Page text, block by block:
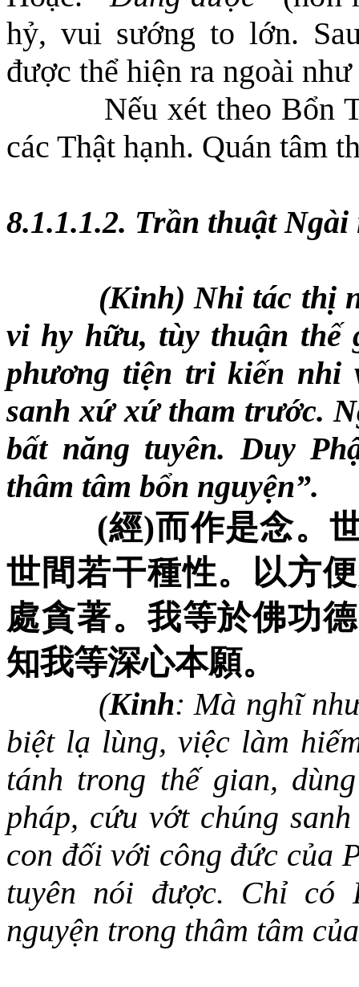
hỷ, vui sướng to lớn.
được thể hiện ra ngoài
Nếu xét theo Bổn
các Thật hạnh. Quán tâm
8.1.1.1.2. Trần thuật
(Kinh) Nhi tác thị
vi hy hữu, tùy thuận thế
phương tiện tri kiến nhi
sanh xứ xứ tham trước.
bất năng tuyên. Duy
thâm tâm bổn nguyện”.
(經)而作是念。
世間若干種性。以方
處貪著。我等於佛功
知我等深心本願。
(Kinh: Mà nghĩ
biệt lạ lùng, việc làm
tánh trong thế gian,
pháp, cứu vớt chúng
con đối với công đức của
tuyên nói được. Chỉ có
nguyện trong thâm tâm